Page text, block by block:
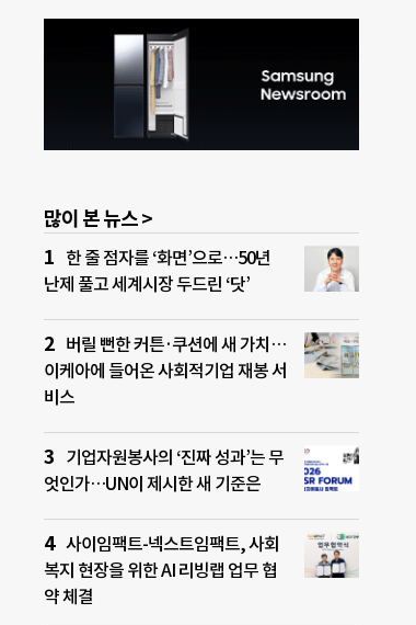
많이 본 뉴스 >
한 줄 점자를 ‘화면’으로…50년
난제 풀고 세계시장 두드린 ‘닷’
버릴 뻔한 커튼·쿠션에 새 가치…
이케아에 들어온 사회적기업 재봉 서
비스
기업자원봉사의 ‘진짜 성과’는 무
엇인가…UN이 제시한 새 기준은
사이임팩트-넥스트임팩트, 사회
복지 현장을 위한 AI 리빙랩 업무 협
약 체결